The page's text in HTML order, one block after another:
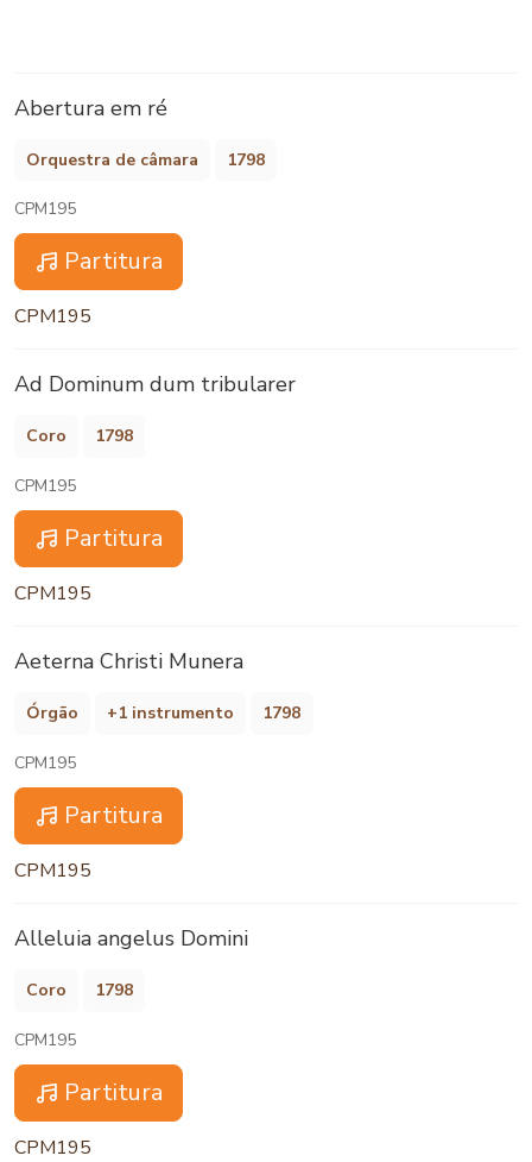
Abertura em ré
Orquestra de câmara 1798
CPM195
Partitura
CPM195
Ad Dominum dum tribularer
Coro 1798
CPM195
Partitura
CPM195
Aeterna Christi Munera
Órgão +1 instrumento 1798
CPM195
Partitura
CPM195
Alleluia angelus Domini
Coro 1798
CPM195
Partitura
CPM195